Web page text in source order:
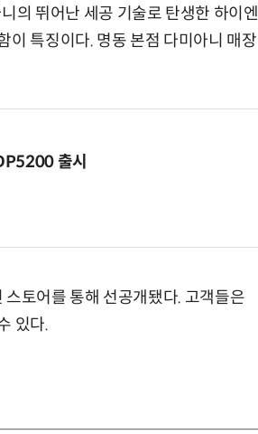
의 뛰어난 세공 기술로 탄생한 하이엔
이 특징이다. 명동 본점 다미아니 매장
출시
토어를 통해 선공개됐다. 고객들은
있다.